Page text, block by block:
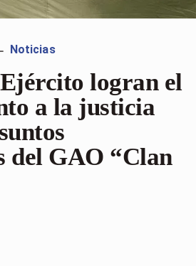
Noticias
logran el
a la justicia
del GAO “Clan